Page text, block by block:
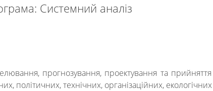
Системний аналіз
прогнозування, проектування та
політичних, технічних, організаційних,